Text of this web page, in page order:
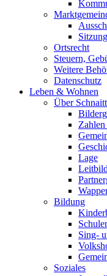
Ortsrecht
Steuern,
Weitere
Datenschutz
Leben & Wohnen
Über
Lage
Leitbild
Bildung
Sing-
Soziales